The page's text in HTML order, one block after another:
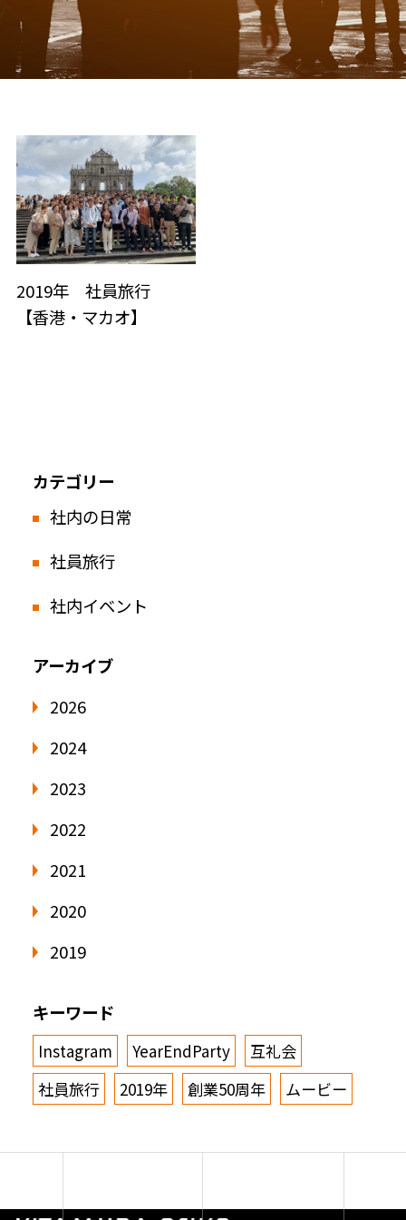
2019年 社員旅行
【香港・マカオ】
カテゴリー
社内の日常
社員旅行
社内イベント
アーカイブ
2026
2024
2023
2022
2021
2020
2019
キーワード
Instagram YearEndParty
互礼会
社員旅行
2019年 創業50周年 ムービー